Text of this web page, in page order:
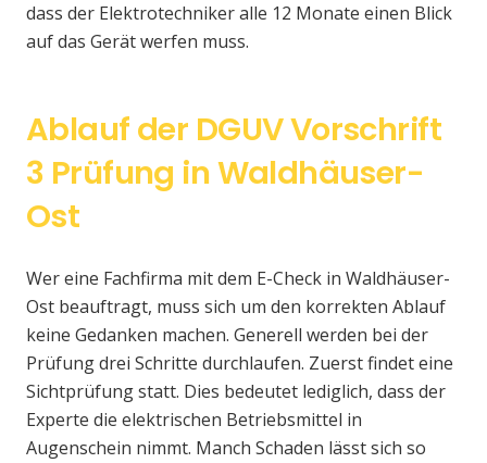
dass der Elektrotechniker alle 12 Monate einen Blick
auf das Gerät werfen muss.
Ablauf der DGUV Vorschrift
3 Prüfung in Waldhäuser-
Ost
Wer eine Fachfirma mit dem E-Check in Waldhäuser-
Ost beauftragt, muss sich um den korrekten Ablauf
keine Gedanken machen. Generell werden bei der
Prüfung drei Schritte durchlaufen. Zuerst findet eine
Sichtprüfung statt. Dies bedeutet lediglich, dass der
Experte die elektrischen Betriebsmittel in
Augenschein nimmt. Manch Schaden lässt sich so